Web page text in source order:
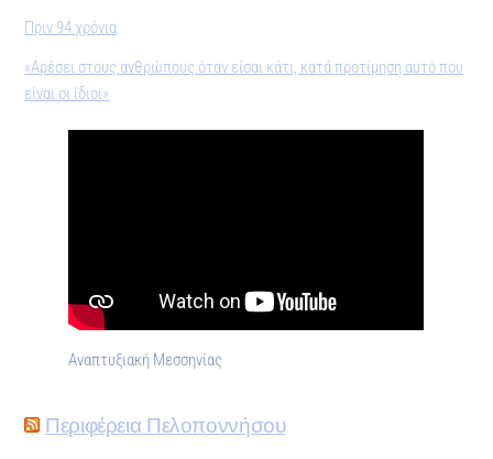
Πριν 94 χρόνια
«Αρέσει στους ανθρώπους όταν είσαι κάτι, κατά προτίμηση αυτό που
είναι οι ίδιοι»
Αναπτυξιακή Μεσσηνίας
Περιφέρεια Πελοποννήσου